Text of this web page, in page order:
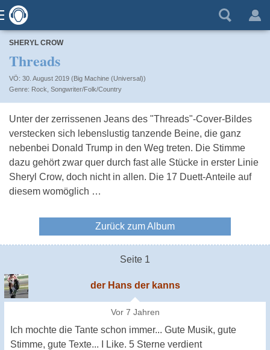
SHERYL CROW
Threads
VÖ: 30. August 2019 (Big Machine (Universal))
Rock Songwriter/Folk/Country
Unter der zerrissenen Jeans des "Threads"-Cover-Bildes
verstecken sich lebenslustig tanzende Beine, die ganz
nebenbei Donald Trump in den Weg treten. Die Stimme
dazu gehört zwar quer durch fast alle Stücke in erster Linie
Sheryl Crow, doch nicht in allen. Die 17 Duett-Anteile auf
diesem womöglich …
Zurück zum Album
Seite 1
der Hans der kanns
Vor 7 Jahren
Ich mochte die Tante schon immer... Gute Musik, gute
Stimme, gute Texte... I Like. 5 Sterne verdient